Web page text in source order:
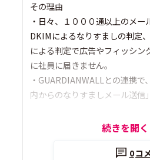
その理由
・日々、１０００通以上のメー
DKIMによるなりすましの判定
による判定で広告やフィッシン
に社員に届きません。
・GUARDIANWALLとの連携で
内からのなりすましメール送信
続きを開く
0コ